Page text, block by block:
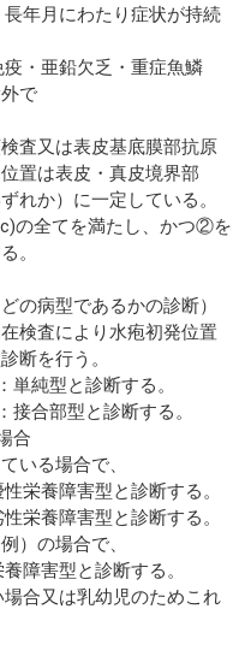
年月にわたり症状が持続
・亜鉛欠乏・重症魚鱗
で
査又は表皮基底膜部抗原
置は表皮・真皮境界部
れか）に一定している。
の全てを満たし、かつ②を
。
の病型であるかの診断）
検査により水疱初発位置
断を行う。
純型と診断する。
合部型と診断する。
合
いる場合で、
栄養障害型と診断する。
栄養障害型と診断する。
）の場合で、
障害型と診断する。
合又は乳幼児のためこれ